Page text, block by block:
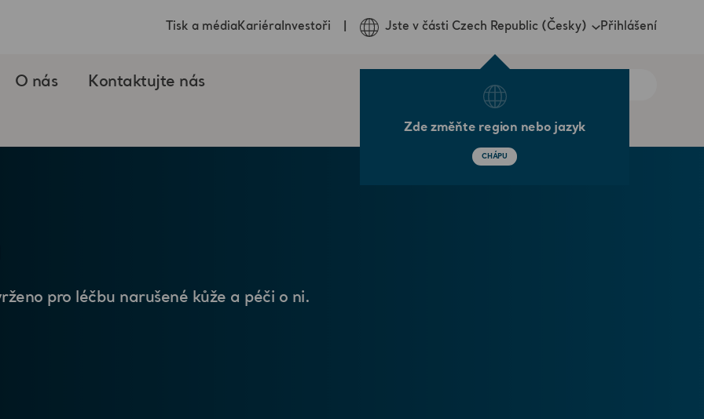
O nás Kontaktujte nás
Tisk a médiaKariéraInvestoři Jste v části Czech Republic (Česky)
Zde změňte region nebo jazyk
CHÁPU
Přihlášení
pro léčbu narušené kůže a péči o ni.